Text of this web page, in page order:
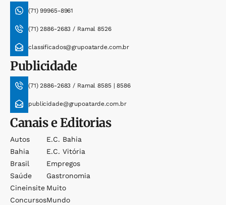
(71) 99965-8961
(71) 2886-2683 / Ramal 8526
classificados@grupoatarde.com.br
Publicidade
(71) 2886-2683 / Ramal 8585 | 8586
publicidade@grupoatarde.com.br
Canais e Editorias
Autos
Bahia
Brasil
Saúde
Cineinsite
Concursos
E.c. Bahia
E.c. Vitória
Empregos
Gastronomia
Muito
Mundo